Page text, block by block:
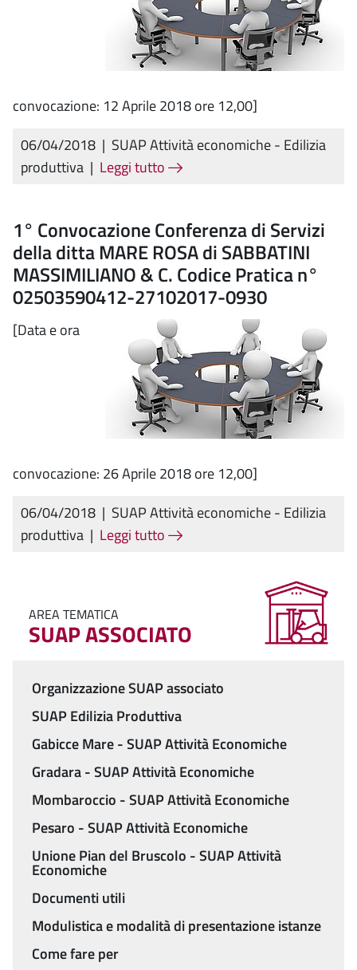
convocazione: 12 Aprile 2018 ore 12,00]
06/04/2018 | SUAP Attività economiche - Edilizia
produttiva | Leggi tutto
1° Convocazione Conferenza di Servizi
della ditta MARE ROSA di SABBATINI
MASSIMILIANO & C. Codice Pratica n°
02503590412-27102017-0930
[Data e ora
convocazione: 26 Aprile 2018 ore 12,00]
06/04/2018 | SUAP Attività economiche - Edilizia
produttiva | Leggi tutto
AREA TEMATICA
SUAP ASSOCIATO
Menu
Organizzazione SUAP associato
SUAP Edilizia Produttiva
Gabicce Mare - SUAP Attività Economiche
Gradara - SUAP Attività Economiche
Mombaroccio - SUAP Attività Economiche
Pesaro - SUAP Attività Economiche
Unione Pian del Bruscolo - SUAP Attività
Economiche
Documenti utili
Modulistica e modalità di presentazione istanze
Come fare per